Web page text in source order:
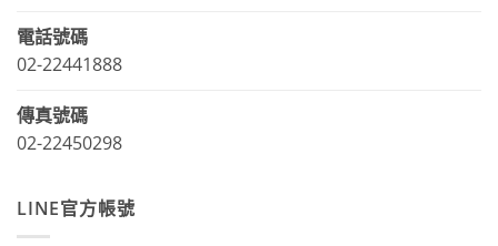
電話號碼
02-22441888
傳真號碼
02-22450298
LINE官方帳號